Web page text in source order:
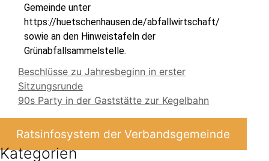
Gemeinde unter
https://huetschenhausen.de/abfallwirtschaft/
sowie an den Hinweistafeln der
Grünabfallsammelstelle.
Beschlüsse zu Jahresbeginn in erster
Sitzungsrunde
90s Party in der Gaststätte zur Kegelbahn
Ratsinfosystem der Verbandsgemeinde
Kategorien